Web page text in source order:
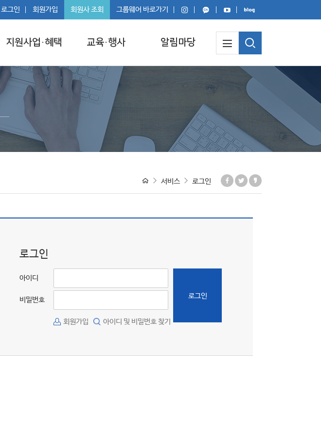
지원사업·혜택 교육·행사 알림마당
로그인 회원가입 회원사 조회 그룹웨어 바로가기
서비스 로그인
로그인
아이디
비밀번호 로그인
회원가입 아이디 및 비밀번호 찾기